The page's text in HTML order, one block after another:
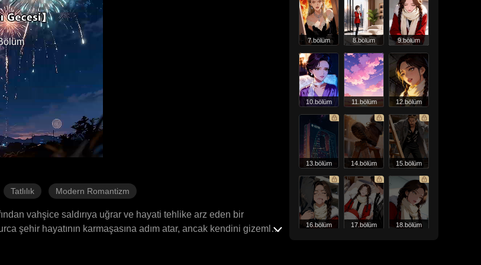
Tatlılık Modern Romantizm
vahşice saldırıya uğrar ve hayati tehlike arz eden bir
şehir hayatının karmaşasına adım atar, ancak kendini gizemli
7.bölüm 8.bölüm 9.bölüm
10.bölüm 11.bölüm 12.bölüm
13.bölüm 14.bölüm 15.bölüm
16.bölüm 17.bölüm 18.bölüm